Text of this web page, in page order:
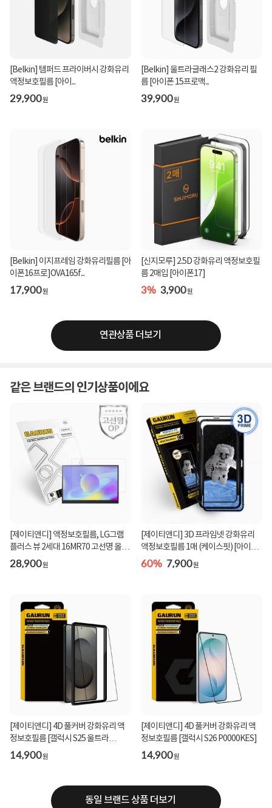
[Belkin] 템퍼드 프라이버시 강화유리
액정보호필름 [아이...
29,900원
[Belkin] 울트라글래스2 강화유리 필
름 [아이폰 15프로맥...
39,900원
[Belkin] 이지프레임 강화유리필름 [아
이폰16프로]OVA165f...
17,900원
[신지모루] 2.5D 강화유리 액정보호필
름 2매입 [아이폰17]
3% 3,900원
연관상품 더보기
같은 브랜드의 인기상품이에요
[제이티앤디] 액정보호필름, LG그램
플러스 뷰 2세대 16MR70 고선명 올레
포빅 P0000HL...
28,900원
[제이티앤디] 3D 프라임넷 강화유리
액정보호필름 1매 (케이스핏) [아이폰
12프로/12]
60% 7,900원
[제이티앤디] 4D 풀커버 강화유리 액
정보호필름 [갤럭시 S25 울트라
(P0000JDW)]
14,900원
[제이티앤디] 4D 풀커버 강화유리 액
정보호필름 [갤럭시 S26 P0000KES]
14,900원
동일 브랜드 상품 더보기